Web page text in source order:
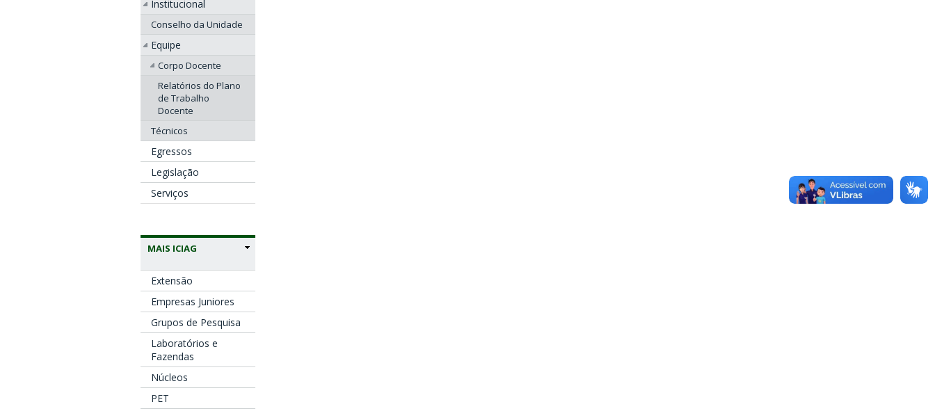
Institucional
Conselho da Unidade
Equipe
Corpo Docente
Relatórios do Plano
de Trabalho
Docente
Técnicos
Egressos
Legislação
Serviços
MAIS ICIAG
Extensão
Empresas Juniores
Grupos de Pesquisa
Laboratórios e
Fazendas
Núcleos
PET